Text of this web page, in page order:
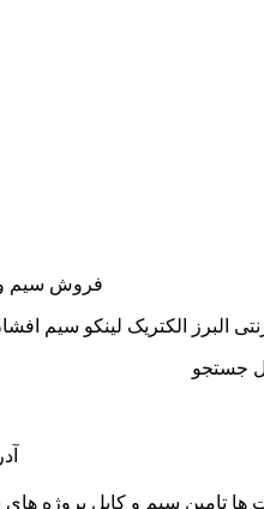
جستجو
ها تامین سیم و کابل